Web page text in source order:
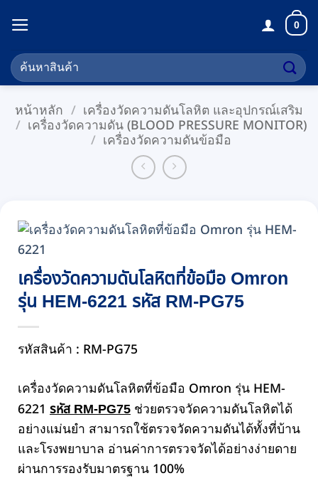
ไป
เนื้อหา
0
ค้นหา:
หน้าหลัก / เครื่องวัดความดันโลหิต และอุปกรณ์เสริม
/ เครื่องวัดความดัน (BLOOD PRESSURE MONITOR)
/ เครื่องวัดความดันข้อมือ
เครื่องวัดความดันโลหิตที่ข้อมือ Omron
รุ่น HEM-6221 รหัส RM-PG75
รหัสสินค้า : RM-PG75
เครื่องวัดความดันโลหิตที่ข้อมือ Omron รุ่น HEM-
6221 รหัส RM-PG75 ช่วยตรวจวัดความดันโลหิตได้
อย่างแม่นยำ สามารถใช้ตรวจวัดความดันได้ทั้งที่บ้าน
และโรงพยาบาล อ่านค่าการตรวจวัดได้อย่างง่ายดาย
ผ่านการรองรับมาตรฐาน 100%